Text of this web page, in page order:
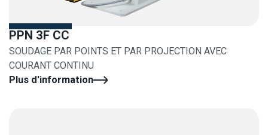
PPN 3F CC
SOUDAGE PAR POINTS ET PAR PROJECTION AVEC
COURANT CONTINU
Plus d'information